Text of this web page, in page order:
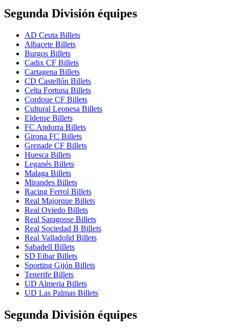
Segunda División équipes
AD Ceuta Billets
Albacete Billets
Burgos Billets
Cadix CF Billets
Cartagena Billets
CD Castellón Billets
Celta Fortuna Billets
Cordoue CF Billets
Cultural Leonesa Billets
Eldense Billets
FC Andorra Billets
Girona FC Billets
Grenade CF Billets
Huesca Billets
Leganés Billets
Malaga Billets
Mirandes Billets
Racing Ferrol Billets
Real Majorque Billets
Real Oviedo Billets
Real Saragosse Billets
Real Sociedad B Billets
Real Valladolid Billets
Sabadell Billets
SD Eibar Billets
Sporting Gijón Billets
Tenerife Billets
UD Almeria Billets
UD Las Palmas Billets
Segunda División équipes